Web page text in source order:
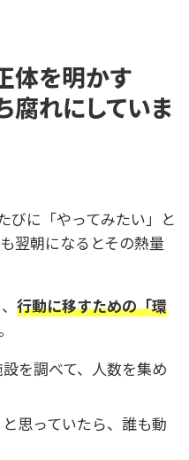
体を明かす
れにしていま
びに「やってみたい」と
翌朝になるとその熱量
行動に移すための「環
を調べて、人数を集め
思っていたら、誰も動